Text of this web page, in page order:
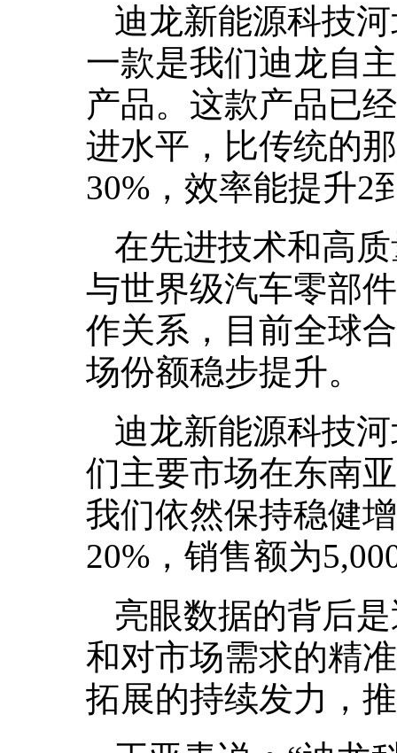
迪龙新能源科技
一款是我们迪龙自
产品。这款产品已
进水平，比传统的
30%，效率能提升2
在先进技术和高
与世界级汽车零部
作关系，目前全球
场份额稳步提升。
迪龙新能源科技
们主要市场在东南
我们依然保持稳健
20%，销售额为
亮眼数据的背后
和对市场需求的精
拓展的持续发力，